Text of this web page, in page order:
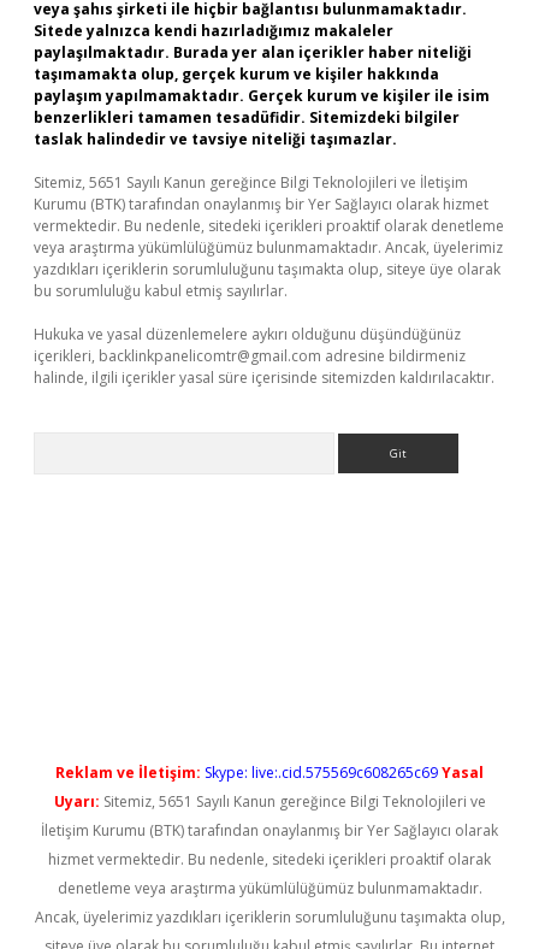
veya şahıs şirketi ile hiçbir bağlantısı bulunmamaktadır.
Sitede yalnızca kendi hazırladığımız makaleler
paylaşılmaktadır. Burada yer alan içerikler haber niteliği
taşımamakta olup, gerçek kurum ve kişiler hakkında
paylaşım yapılmamaktadır. Gerçek kurum ve kişiler ile isim
benzerlikleri tamamen tesadüfidir. Sitemizdeki bilgiler
taslak halindedir ve tavsiye niteliği taşımazlar.
Sitemiz, 5651 Sayılı Kanun gereğince Bilgi Teknolojileri ve İletişim
Kurumu (BTK) tarafından onaylanmış bir Yer Sağlayıcı olarak hizmet
vermektedir. Bu nedenle, sitedeki içerikleri proaktif olarak denetleme
veya araştırma yükümlülüğümüz bulunmamaktadır. Ancak, üyelerimiz
yazdıkları içeriklerin sorumluluğunu taşımakta olup, siteye üye olarak
bu sorumluluğu kabul etmiş sayılırlar.
Hukuka ve yasal düzenlemelere aykırı olduğunu düşündüğünüz
içerikleri, backlinkpanelicomtr@gmail.com adresine bildirmeniz
halinde, ilgili içerikler yasal süre içerisinde sitemizden kaldırılacaktır.
Reklam ve İletişim: Skype: live:.cid.575569c608265c69Yasal
Uyarı: Sitemiz, 5651 Sayılı Kanun gereğince Bilgi Teknolojileri ve
İletişim Kurumu (BTK) tarafından onaylanmış bir Yer Sağlayıcı olarak
hizmet vermektedir. Bu nedenle, sitedeki içerikleri proaktif olarak
denetleme veya araştırma yükümlülüğümüz bulunmamaktadır.
Ancak, üyelerimiz yazdıkları içeriklerin sorumluluğunu taşımakta olup,